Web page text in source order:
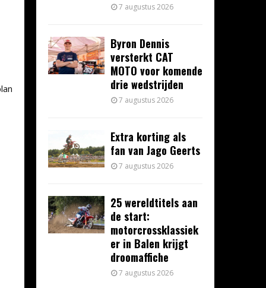
7 augustus 2026
Byron Dennis
versterkt CAT
MOTO voor komende
drie wedstrijden
7 augustus 2026
Extra korting als
fan van Jago Geerts
7 augustus 2026
25 wereldtitels aan
de start:
motorcrossklassiek
er in Balen krijgt
droomaffiche
7 augustus 2026